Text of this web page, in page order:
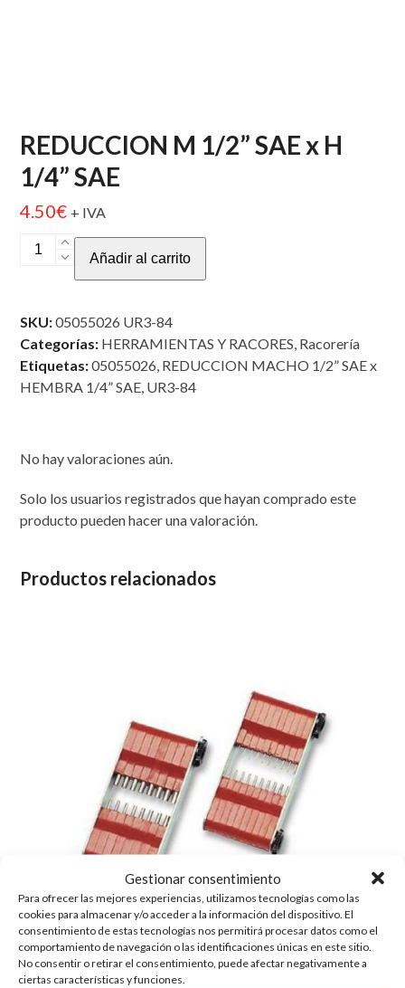
Gestionar consentimiento
Para ofrecer las mejores experiencias, utilizamos tecnologías como las
cookies para almacenar y/o acceder a la información del dispositivo. El
consentimiento de estas tecnologías nos permitirá procesar datos como el
comportamiento de navegación o las identificaciones únicas en este sitio.
No consentir o retirar el consentimiento, puede afectar negativamente a
ciertas características y funciones.
REDUCCION M 1/2” SAE x H
1/4” SAE
4.50€ + IVA
REDUCCION
x
H
1/4”
SAE
Añadir al carrito
SKU:05055026 UR3-84
Categorías: HERRAMIENTAS Y RACORES, Racorería
Etiquetas:05055026, REDUCCION MACHO 1/2” SAE x
HEMBRA 1/4” SAE, UR3-84
No hay valoraciones aún.
Solo los usuarios registrados que hayan comprado este
producto pueden hacer una valoración.
Productos relacionados